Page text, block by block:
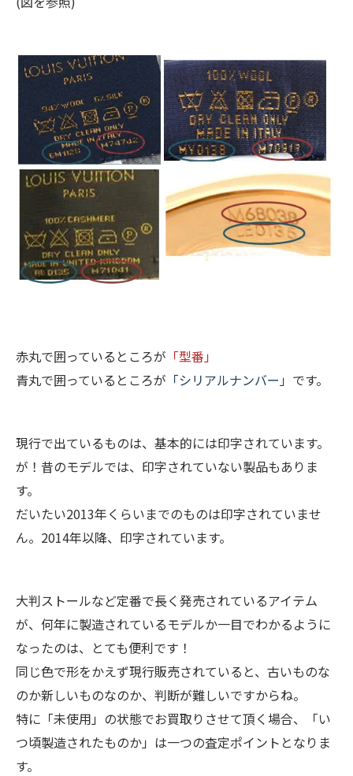
赤丸で囲っているところが 「型番」
青丸で囲っているところが 「シリアルナンバー」 です。
現行で出ているものは、基本的には印字されています。
が！昔のモデルでは、印字されていない製品もありま
す。
だいたい2013年くらいまでのものは印字されていませ
ん。2014年以降、印字されています。
大判ストールなど定番で長く発売されているアイテム
が、何年に製造されているモデルか一目でわかるように
なったのは、とても便利です！
同じ色で形をかえず現行販売されていると、古いものな
のか新しいものなのか、判断が難しいですからね。
特に「未使用」の状態でお買取りさせて頂く場合、「い
つ頃製造されたものか」は一つの査定ポイントとなりま
す。